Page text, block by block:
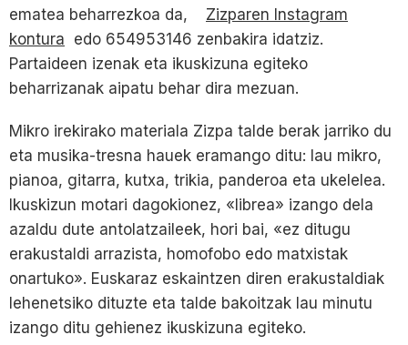
ematea beharrezkoa da,
Zizparen Instagram
kontura edo 654953146 zenbakira idatziz.
Partaideen izenak eta ikuskizuna egiteko
beharrizanak aipatu behar dira mezuan.
Mikro irekirako materiala Zizpa talde berak jarriko du
eta musika-tresna hauek eramango ditu: lau mikro,
pianoa, gitarra, kutxa, trikia, panderoa eta ukelelea.
Ikuskizun motari dagokionez, «librea» izango dela
azaldu dute antolatzaileek, hori bai, «ez ditugu
erakustaldi arrazista, homofobo edo matxistak
onartuko». Euskaraz eskaintzen diren erakustaldiak
lehenetsiko dituzte eta talde bakoitzak lau minutu
izango ditu gehienez ikuskizuna egiteko.